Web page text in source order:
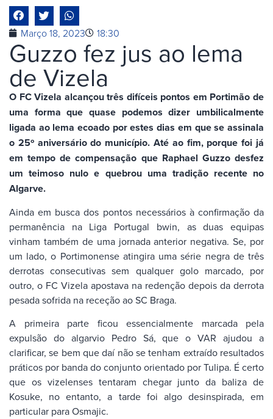
Março 18, 2023 18:30
Guzzo fez jus ao lema
de Vizela
O FC Vizela alcançou três difíceis pontos em Portimão de
uma forma que quase podemos dizer umbilicalmente
ligada ao lema ecoado por estes dias em que se assinala
o 25º aniversário do município. Até ao fim, porque foi já
em tempo de compensação que Raphael Guzzo desfez
um teimoso nulo e quebrou uma tradição recente no
Algarve.
Ainda em busca dos pontos necessários à confirmação da
permanência na Liga Portugal bwin, as duas equipas
vinham também de uma jornada anterior negativa. Se, por
um lado, o Portimonense atingira uma série negra de três
derrotas consecutivas sem qualquer golo marcado, por
outro, o FC Vizela apostava na redenção depois da derrota
pesada sofrida na receção ao SC Braga.
A primeira parte ficou essencialmente marcada pela
expulsão do algarvio Pedro Sá, que o VAR ajudou a
clarificar, se bem que daí não se tenham extraído resultados
práticos por banda do conjunto orientado por Tulipa. É certo
que os vizelenses tentaram chegar junto da baliza de
Kosuke, no entanto, a tarde foi algo desinspirada, em
particular para Osmajic.